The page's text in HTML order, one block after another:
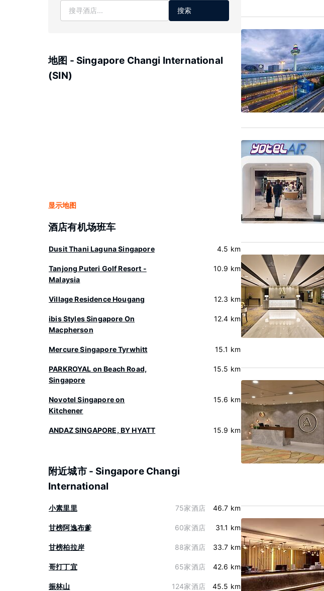
搜索
地图 - Singapore Changi International
(SIN)
显示地图
酒店有机场班车
Dusit Thani Laguna Singapore 4.5 km
Tanjong Puteri Golf Resort -
Malaysia
10.9 km
Village Residence Hougang 12.3 km
ibis Styles Singapore On
Macpherson
12.4 km
Mercure Singapore Tyrwhitt 15.1 km
PARKROYAL on Beach Road,
Singapore
15.5 km
Novotel Singapore on
Kitchener
15.6 km
ANDAZ SINGAPORE, BY HYATT 15.9 km
附近城市 - Singapore Changi
International
小素里里 75家酒店 46.7 km
甘榜阿逸布爹 60家酒店 31.1 km
甘榜柏拉岸 88家酒店 33.7 km
哥打丁宜 65家酒店 42.6 km
振林山 124家酒店 45.5 km